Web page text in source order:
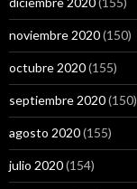
noviembre 2020(150)
octubre 2020(155)
septiembre 2020(150)
agosto 2020(155)
julio 2020(154)